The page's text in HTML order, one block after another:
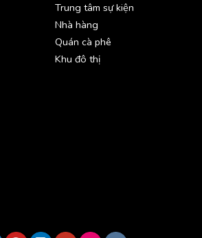
Trung tâm sự kiện
Nhà hàng
Quán cà phê
Khu đô thị